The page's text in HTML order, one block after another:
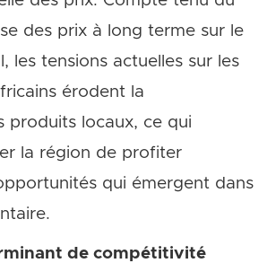
des prix à long terme sur le
les tensions actuelles sur les
érodent la
produits locaux, ce qui
la région de profiter
qui émergent dans
de compétitivité